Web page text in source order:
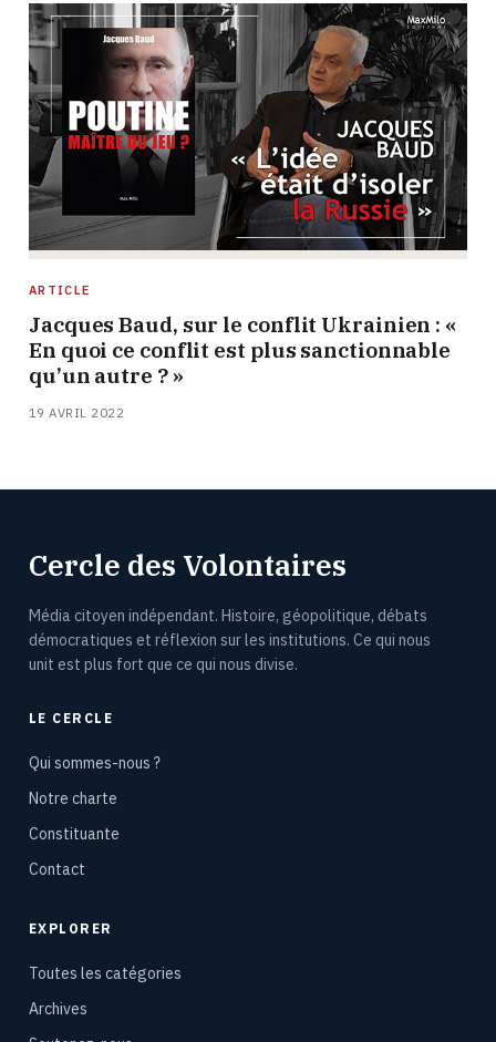
ARTICLE
Jacques Baud, sur le conflit Ukrainien : «
En quoi ce conflit est plus sanctionnable
qu’un autre ? »
19 AVRIL 2022
Cercle des Volontaires
Média citoyen indépendant. Histoire, géopolitique, débats
démocratiques et réflexion sur les institutions. Ce qui nous
unit est plus fort que ce qui nous divise.
LE CERCLE
Qui sommes-nous ?
Notre charte
Constituante
Contact
EXPLORER
Toutes les catégories
Archives